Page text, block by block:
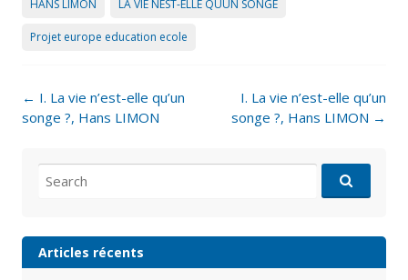
HANS LIMON LA VIE NEST-ELLE QUUN SONGE
Projet europe education ecole
Post
navigation
← I. La vie n’est-elle qu’un
songe ?, Hans LIMON
I. La vie n’est-elle qu’un
songe ?, Hans LIMON →
for:
Articles récents